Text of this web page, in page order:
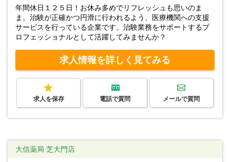
年間休日１２５日！お休み多めでリフレッシュも思いのま
ま。治験が正確かつ円滑に行われるよう、医療機関への支援
サービスを行っている企業です。治験業務をサポートするプ
ロフェッショナルとして活躍してみませんか？
求人情報を詳しく見てみる
求人を保存 電話で質問 メールで質問
大信薬局 芝大門店